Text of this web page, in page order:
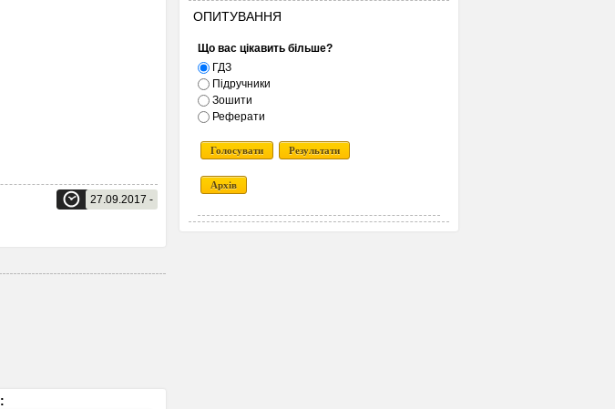
27.09.2017 -
:
ОПИТУВАННЯ
Що вас цікавить більше?
ГДЗ
Підручники
Зошити
Реферати
Голосувати Результати
Архів